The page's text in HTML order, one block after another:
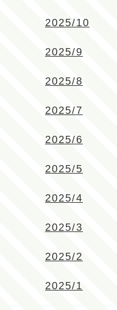
2025/10
2025/9
2025/8
2025/7
2025/6
2025/5
2025/4
2025/3
2025/2
2025/1